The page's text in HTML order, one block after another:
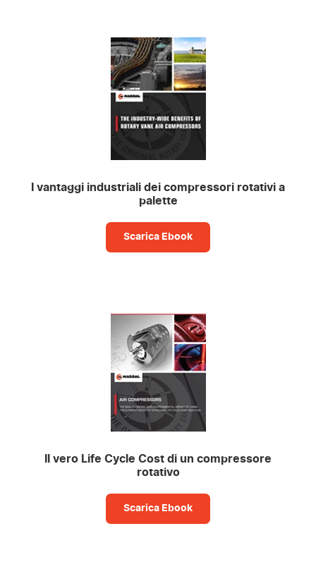
I vantaggi industriali dei compressori rotativi a
palette
Scarica Ebook
Il vero Life Cycle Cost di un compressore
rotativo
Scarica Ebook